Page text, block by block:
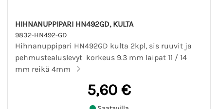
HIHNANUPPIPARI HN492GD, KULTA
9832-HN492-GD
Hihnanuppipari HN492GD kulta 2kpl, sis ruuvit ja
pehmustealuslevyt korkeus 9.3 mm laipat 11 / 14
mm reikä 4mm
5,60 €